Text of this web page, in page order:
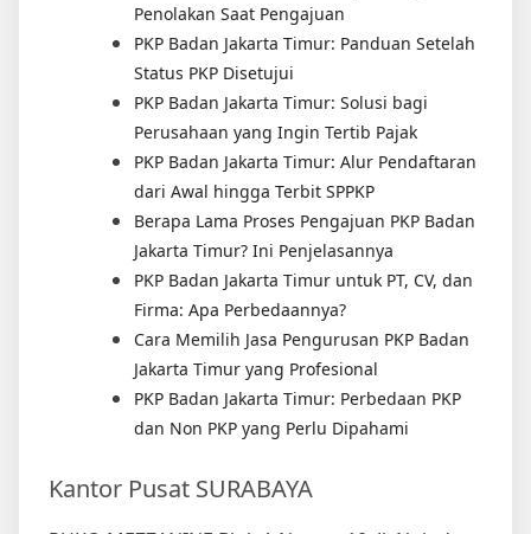
Penolakan Saat Pengajuan
PKP Badan Jakarta Timur: Panduan Setelah
Status PKP Disetujui
PKP Badan Jakarta Timur: Solusi bagi
Perusahaan yang Ingin Tertib Pajak
PKP Badan Jakarta Timur: Alur Pendaftaran
dari Awal hingga Terbit SPPKP
Berapa Lama Proses Pengajuan PKP Badan
Jakarta Timur? Ini Penjelasannya
PKP Badan Jakarta Timur untuk PT, CV, dan
Firma: Apa Perbedaannya?
Cara Memilih Jasa Pengurusan PKP Badan
Jakarta Timur yang Profesional
PKP Badan Jakarta Timur: Perbedaan PKP
dan Non PKP yang Perlu Dipahami
Kantor Pusat SURABAYA